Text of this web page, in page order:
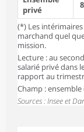
privé
(*) Les
marchand quel
mission.
Lecture : au
salarié privé dans
rapport au
Champ :
Sources : Insee et